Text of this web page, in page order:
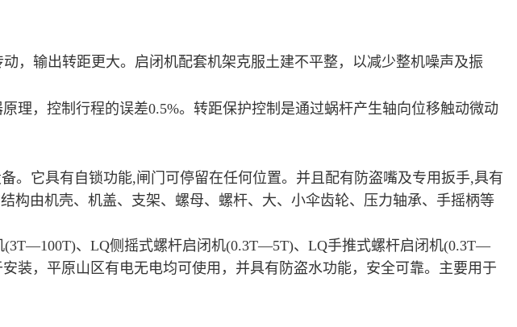
，输出转距更大。启闭机配套机架克服土建不平整，以减少整机噪声及振
，控制行程的误差0.5%。转距保护控制是通过蜗杆产生轴向位移触动微动
。它具有自锁功能,闸门 可停留在任何位置。并且配有防盗嘴及专用扳手,具有
构由机壳、机盖、支架、螺母、螺杆、大、小伞齿轮、压力轴承、手摇柄等
(3T—100T)、LQ侧摇式螺杆启闭机(0.3T—5T)、LQ手推式螺杆启闭机(0.3T—
装，平原山区有电无电均可使用，并具有防盗水功能，安全可靠。主要用于